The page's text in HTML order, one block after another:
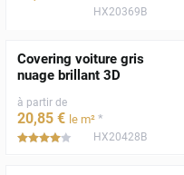
HX20369B
Covering voiture gris
nuage brillant 3D
à partir de
20,85 € le m² *
***** HX20428B